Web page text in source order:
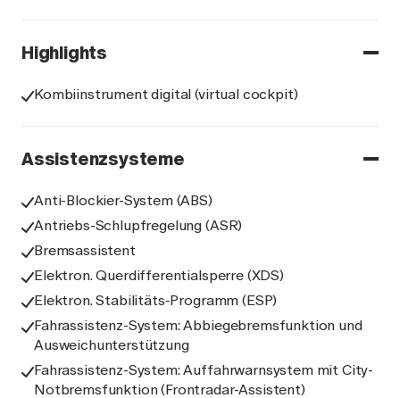
Highlights
Kombiinstrument digital (virtual cockpit)
Assistenzsysteme
Anti-Blockier-System (ABS)
Antriebs-Schlupfregelung (ASR)
Bremsassistent
Elektron. Querdifferentialsperre (XDS)
Elektron. Stabilitäts-Programm (ESP)
Fahrassistenz-System: Abbiegebremsfunktion und
Ausweichunterstützung
Fahrassistenz-System: Auffahrwarnsystem mit City-
Notbremsfunktion (Frontradar-Assistent)